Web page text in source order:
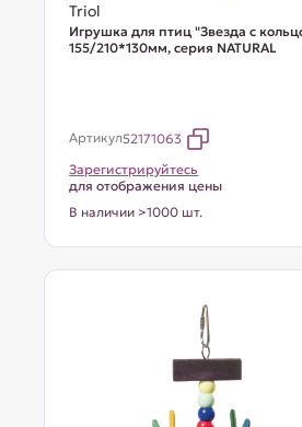
Triol
Игрушка для птиц "Звезда с
155/210*130мм, серия NATURAL
Артикул52171063
Зарегистрируйтесь
для отображения цены
В наличии >1000 шт.